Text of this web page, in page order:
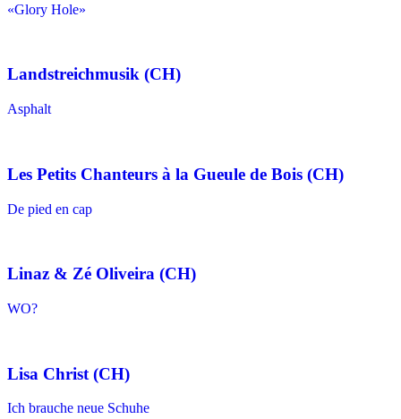
«Glory Hole»
Landstreichmusik (CH)
Asphalt
Les Petits Chanteurs à la Gueule de Bois (CH)
De pied en cap
Linaz & Zé Oliveira (CH)
WO?
Lisa Christ (CH)
Ich brauche neue Schuhe